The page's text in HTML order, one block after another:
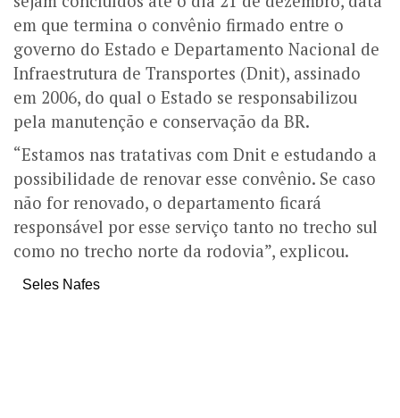
em que termina o convênio firmado entre o
governo do Estado e Departamento Nacional de
Infraestrutura de Transportes (Dnit), assinado
em 2006, do qual o Estado se responsabilizou
pela manutenção e conservação da BR.
“Estamos nas tratativas com Dnit e estudando a
possibilidade de renovar esse convênio. Se caso
não for renovado, o departamento ficará
responsável por esse serviço tanto no trecho sul
como no trecho norte da rodovia”, explicou.
Seles Nafes